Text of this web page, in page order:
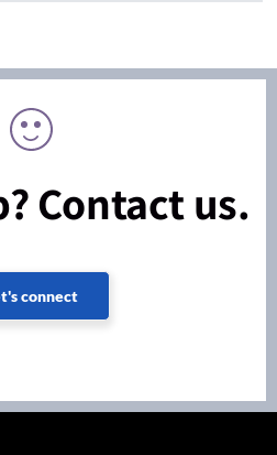
Contact us.
connect